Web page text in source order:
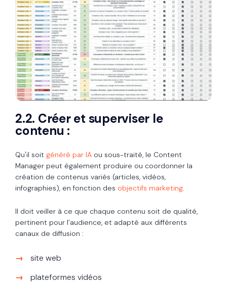
2.2. Créer et superviser le
contenu :
Qu'il soit généré par IA ou sous-traité, le Content
Manager peut également produire ou coordonner la
création de contenus variés (articles, vidéos,
infographies), en fonction des objectifs marketing.
Il doit veiller à ce que chaque contenu soit de qualité,
pertinent pour l’audience, et adapté aux différents
canaux de diffusion :
site web
plateformes vidéos